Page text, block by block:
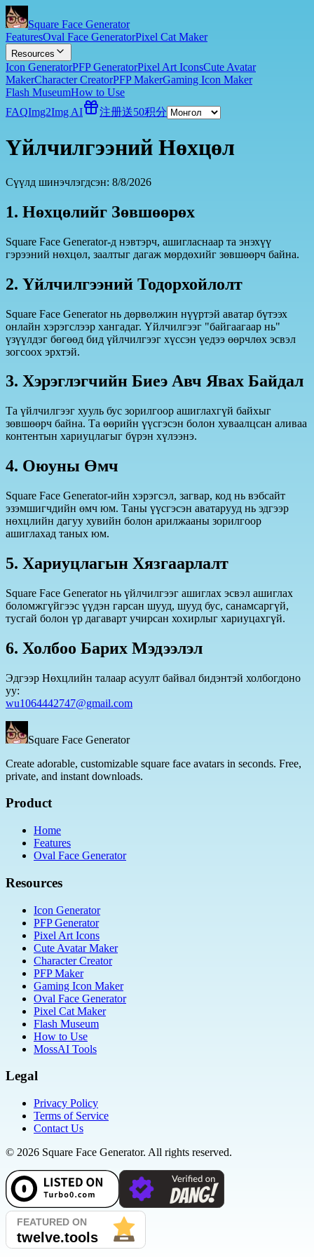
Square Face Generator
FeaturesOval Face GeneratorPixel Cat Maker
Resources
Icon GeneratorPFP GeneratorPixel Art IconsCute Avatar
MakerCharacter CreatorPFP MakerGaming Icon Maker
Flash MuseumHow to Use
FAQImg2Img AI 注册送50积分
Үйлчилгээний Нөхцөл
Сүүлд шинэчлэгдсэн: 8/8/2026
1. Нөхцөлийг Зөвшөөрөх
Square Face Generator-д нэвтэрч, ашигласнаар та энэхүү
гэрээний нөхцөл, заалтыг дагаж мөрдөхийг зөвшөөрч байна.
2. Үйлчилгээний Тодорхойлолт
Square Face Generator нь дөрвөлжин нүүртэй аватар бүтээх
онлайн хэрэгслээр хангадаг. Үйлчилгээг "байгаагаар нь"
үзүүлдэг бөгөөд бид үйлчилгээг хүссэн үедээ өөрчлөх эсвэл
зогсоох эрхтэй.
3. Хэрэглэгчийн Биеэ Авч Явах Байдал
Та үйлчилгээг хууль бус зорилгоор ашиглахгүй байхыг
зөвшөөрч байна. Та өөрийн үүсгэсэн болон хуваалцсан аливаа
контентын хариуцлагыг бүрэн хүлээнэ.
4. Оюуны Өмч
Square Face Generator-ийн хэрэгсэл, загвар, код нь вэбсайт
эзэмшигчдийн өмч юм. Таны үүсгэсэн аватарууд нь эдгээр
нөхцлийн дагуу хувийн болон арилжааны зорилгоор
ашиглахад таных юм.
5. Хариуцлагын Хязгаарлалт
Square Face Generator нь үйлчилгээг ашиглах эсвэл ашиглах
боломжгүйгээс үүдэн гарсан шууд, шууд бус, санамсаргүй,
тусгай болон үр дагаварт учирсан хохирлыг хариуцахгүй.
6. Холбоо Барих Мэдээлэл
Эдгээр Нөхцлийн талаар асуулт байвал бидэнтэй холбогдоно
уу:
wu1064442747@gmail.com
Square Face Generator
Create adorable, customizable square face avatars in seconds. Free,
private, and instant downloads.
Product
Home
Features
Oval Face Generator
Resources
Icon Generator
PFP Generator
Pixel Art Icons
Cute Avatar Maker
Character Creator
PFP Maker
Gaming Icon Maker
Oval Face Generator
Pixel Cat Maker
Flash Museum
How to Use
MossAI Tools
Legal
Privacy Policy
Terms of Service
Contact Us
© 2026 Square Face Generator. All rights reserved.